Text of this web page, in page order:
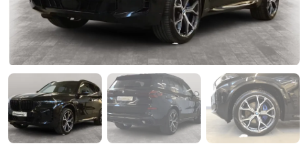
Contact